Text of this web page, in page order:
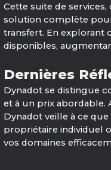
Cette suite de services,
solution complète
transfert. En explorant
disponibles,
Dernières
Dynadot se distingue
et à un prix abordable.
Dynadot veille à ce
propriétaire individuel
vos domaines